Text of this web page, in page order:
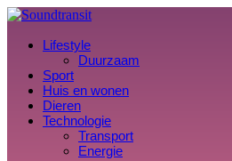
Lifestyle
Duurzaam
Sport
Huis en wonen
Dieren
Technologie
Transport
Energie